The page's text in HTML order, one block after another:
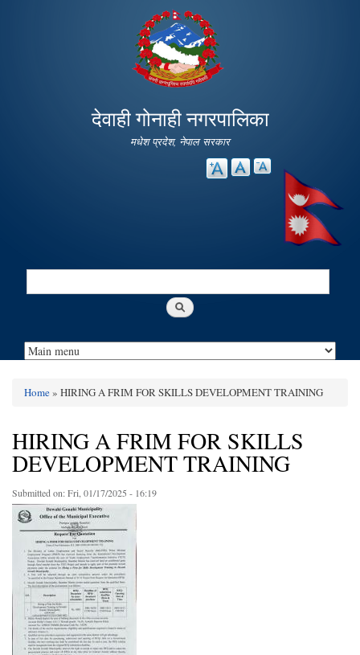
main
content
देवाही गोनाही नगरपालिका
मधेश प्रदेश, नेपाल सरकार
Search
Home» HIRING A FRIM FOR SKILLS DEVELOPMENT TRAINING
HIRING A FRIM FOR SKILLS
DEVELOPMENT TRAINING
Submitted on:Fri, 01/17/2025 - 16:19